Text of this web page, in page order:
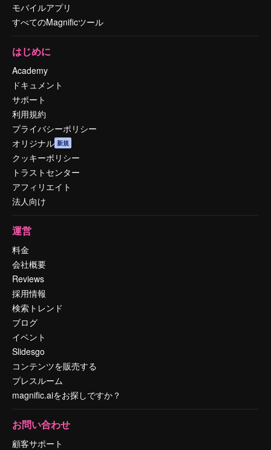
モバイルアプリ
すべてのMagnificツール
はじめに
Academy
ドキュメント
サポート
利用規約
プライバシーポリシー
オリジナル 新規
クッキーポリシー
トラストセンター
アフィリエイト
法人向け
運営
料金
会社概要
Reviews
採用情報
検索トレンド
ブログ
イベント
Slidesgo
コンテンツを販売する
プレスルーム
magnific.aiをお探しですか？
お問い合わせ
顧客サポート